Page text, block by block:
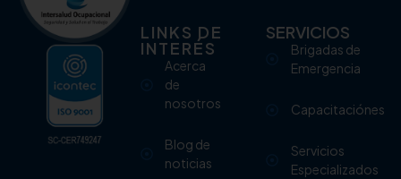
LINKS DE
INTERÉS
Acerca
de
nosotros
Blog de
noticias
SERVICIOS
Brigadas de
Emergencia
Capacitaciónes
Servicios
Especializados